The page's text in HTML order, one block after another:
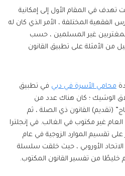
تهدف في المقام الأول إلى إمكانية
الفقهية المختلفة ، الأمر الذي كان له
غير المسلمين ، حسب
من الأمثلة على تطبيق القانون
محامي الأسرة في دبي في تطبيق
الوشيك ؛ كان هناك عدد من
(تقديم) القانون ذي الصلة ، ثم
غير مكتوب في الغالب. في إنجلترا
على تقسيم الموارد الزوجية في عام
الاتحاد الأوروبي ، حيث خلقت سلسلة
خليطًا من تفسير القانون المكتوب.